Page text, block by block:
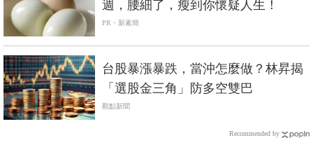
週，腰細了，瘦到你懷疑人生！
PR・新素簡
台股暴漲暴跌，當沖怎麼做？林昇揭
「選股金三角」防多空雙巴
觀點新聞
Recommended by